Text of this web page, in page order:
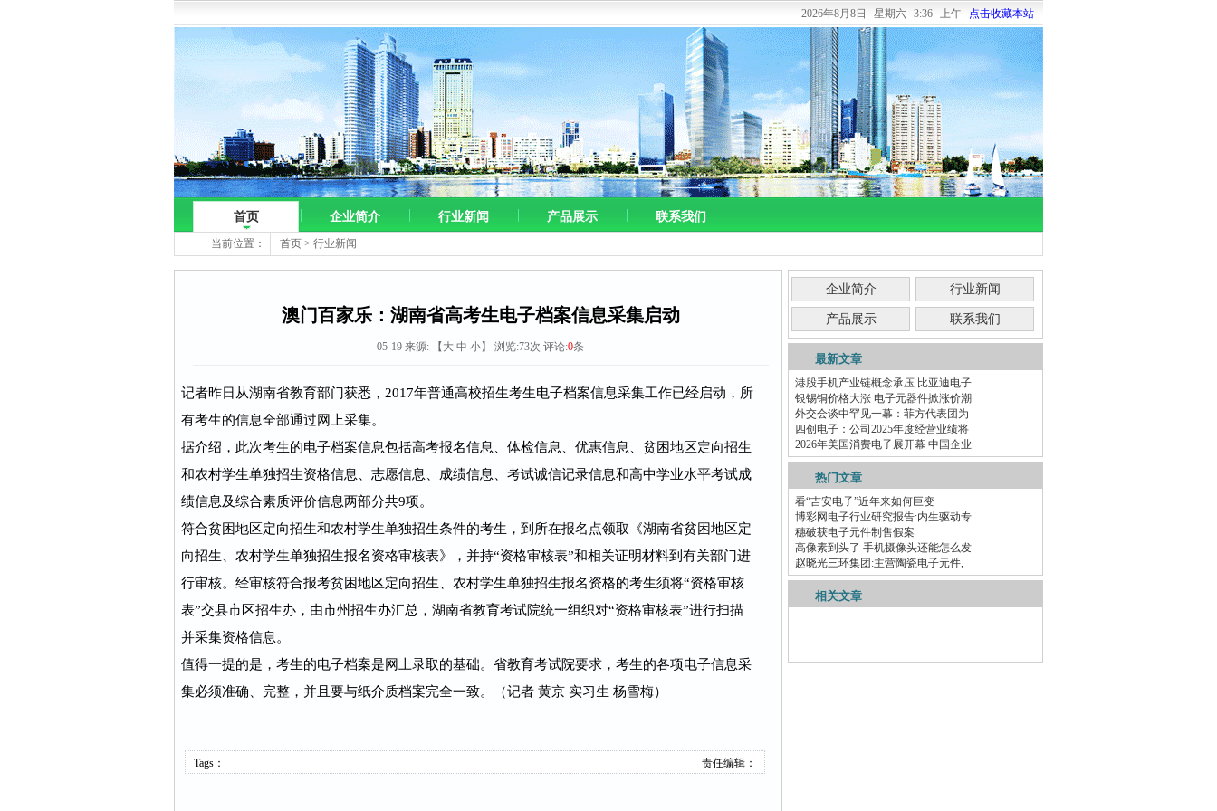
2026年8月8日 星期六 3:36 上午 点击收藏本站
首页 企业简介 行业新闻 产品展示 联系我们
当前位置： 首页 > 行业新闻
澳门百家乐：湖南省高考生电子档案信息采集启动
05-19 来源: 【 大 中 小】 浏览:73次 评论:0条
记者昨日从湖南省教育部门获悉，2017年普通高校招生考生电子档案信息采集工作已经启动，所
有考生的信息全部通过网上采集。
据介绍，此次考生的电子档案信息包括高考报名信息、体检信息、优惠信息、贫困地区定向招生
和农村学生单独招生资格信息、志愿信息、成绩信息、考试诚信记录信息和高中学业水平考试成
绩信息及综合素质评价信息两部分共9项。
符合贫困地区定向招生和农村学生单独招生条件的考生，到所在报名点领取《湖南省贫困地区定
向招生、农村学生单独招生报名资格审核表》，并持“资格审核表”和相关证明材料到有关部门进
行审核。经审核符合报考贫困地区定向招生、农村学生单独招生报名资格的考生须将“资格审核
表”交县市区招生办，由市州招生办汇总，湖南省教育考试院统一组织对“资格审核表”进行扫描
并采集资格信息。
值得一提的是，考生的电子档案是网上录取的基础。省教育考试院要求，考生的各项电子信息采
集必须准确、完整，并且要与纸介质档案完全一致。（记者 黄京 实习生 杨雪梅）
Tags： 责任编辑：
企业简介 行业新闻
产品展示 联系我们
最新文章
港股手机产业链概念承压 比亚迪电子
银锡铜价格大涨 电子元器件掀涨价潮
外交会谈中罕见一幕：菲方代表团为
四创电子：公司2025年度经营业绩将
2026年美国消费电子展开幕 中国企业
热门文章
看“吉安电子”近年来如何巨变
博彩网电子行业研究报告:内生驱动专
穗破获电子元件制售假案
高像素到头了 手机摄像头还能怎么发
赵晓光三环集团:主营陶瓷电子元件,
相关文章